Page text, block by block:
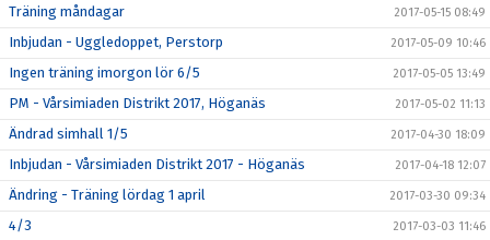
Träning måndagar 2017-05-15 08:49
Inbjudan - Uggledoppet, Perstorp 2017-05-09 10:46
Ingen träning imorgon lör 6/5 2017-05-05 13:49
PM - Vårsimiaden Distrikt 2017, Höganäs 2017-05-02 11:13
Ändrad simhall 1/5 2017-04-30 18:09
Inbjudan - Vårsimiaden Distrikt 2017 - Höganäs 2017-04-18 12:07
Ändring - Träning lördag 1 april 2017-03-30 09:34
4/3 2017-03-03 11:46